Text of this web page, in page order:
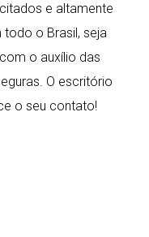
e altamente
o Brasil, seja
o auxílio das
O escritório
o seu contato!